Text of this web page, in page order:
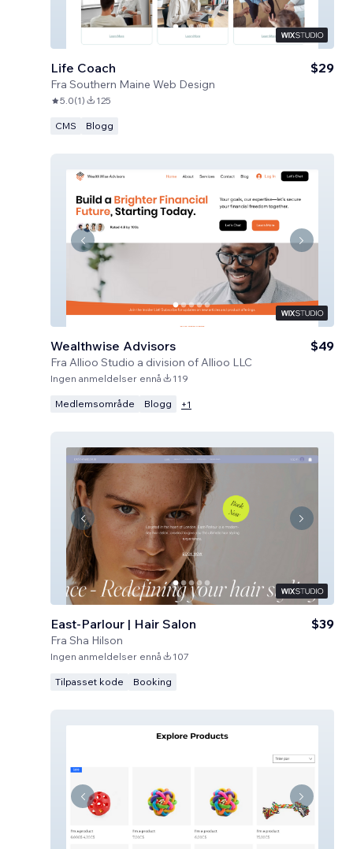
Life Coach
Fra Southern Maine Web Design
$29
5.0(1) 125
CMS Blogg
Wealthwise Advisors
Fra Allioo Studio a division of Allioo LLC
$49
Ingen anmeldelser ennå 119
Medlemsområde Blogg +1
East-Parlour | Hair Salon
Fra Sha Hilson
$39
Ingen anmeldelser ennå 107
Tilpasset kode Booking